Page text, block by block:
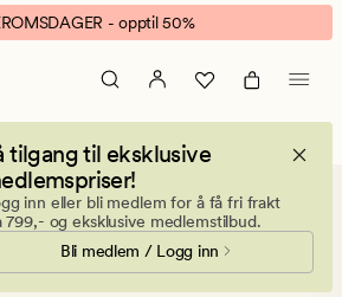
- opptil 50%
tilgang til eksklusive
inn eller bli medlem for å få fri frakt
799,- og eksklusive medlemstilbud.
Bli medlem / Logg inn
Sateng sengesett